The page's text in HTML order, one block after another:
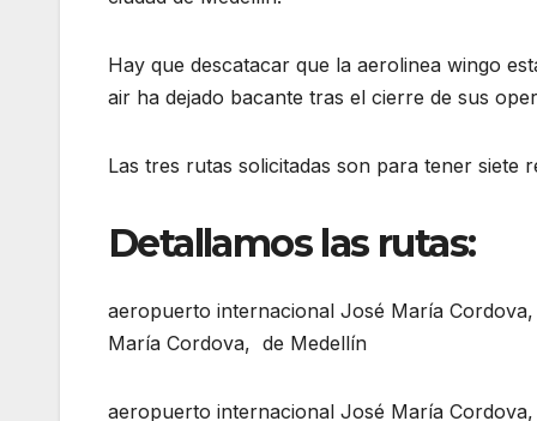
Hay que descatacar que la aerolinea wingo
air ha dejado bacante tras el cierre de sus
Las tres rutas solicitadas son para tener siete
Detallamos las rutas:
aeropuerto internacional José María
María Cordova, de Medellín
aeropuerto internacional José María